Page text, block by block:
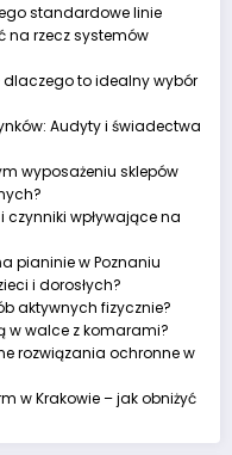
standardowe linie
na rzecz systemów
dlaczego to idealny wybór
Audyty i świadectwa
wyposażeniu sklepów
wpływające na
pianinie w Poznaniu
i dorosłych?
aktywnych fizycznie?
w walce z komarami?
rozwiązania ochronne w
w Krakowie – jak obniżyć